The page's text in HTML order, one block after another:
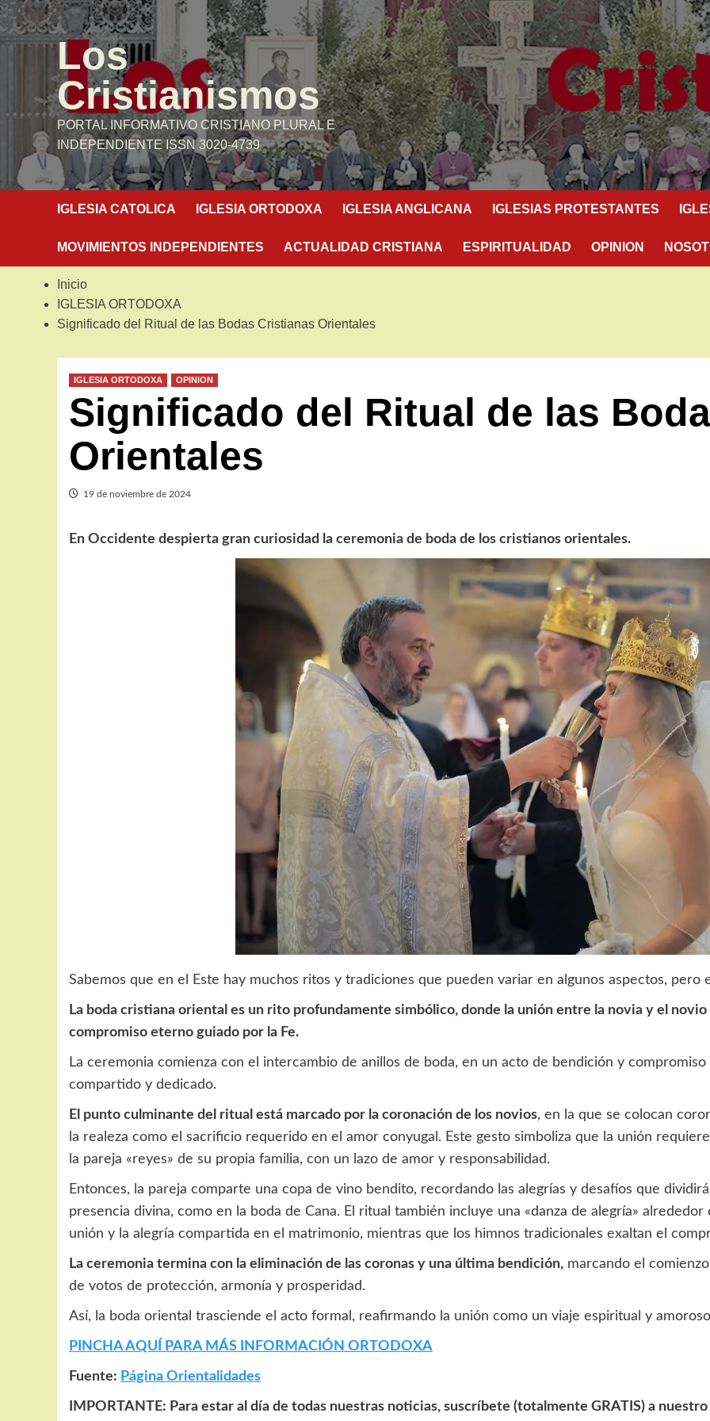
Saltar
al
contenido Los
Cristianismos
PORTAL INFORMATIVO CRISTIANO PLURAL E
INDEPENDIENTE ISSN 3020-4739
IGLESIA CATOLICA IGLESIA ORTODOXA IGLESIA ANGLICANA IGLESIAS PROTESTANTES
MOVIMIENTOS INDEPENDIENTES ACTUALIDAD CRISTIANA ESPIRITUALIDAD OPINION
Inicio
IGLESIA ORTODOXA
Significado del Ritual de las Bodas Cristianas Orientales
IGLESIA ORTODOXA OPINION
Significado del Ritual de las
Orientales
19 de noviembre de 2024
En Occidente despierta gran curiosidad la ceremonia de boda de los cristianos orientales.
Sabemos que en el Este hay muchos ritos y tradiciones que pueden variar en algunos aspectos, pero
La boda cristiana oriental es un rito profundamente simbólico, donde la unión entre la novia y el
compromiso eterno guiado por la Fe.
La ceremonia comienza con el intercambio de anillos de boda, en un acto de bendición y
compartido y dedicado.
El punto culminante del ritual está marcado por la coronación de los novios, en la que se colocan
la realeza como el sacrificio requerido en el amor conyugal. Este gesto simboliza que la unión
la pareja «reyes» de su propia familia, con un lazo de amor y responsabilidad.
Entonces, la pareja comparte una copa de vino bendito, recordando las alegrías y desafíos que
presencia divina, como en la boda de Cana. El ritual también incluye una «danza de alegría»
unión y la alegría compartida en el matrimonio, mientras que los himnos tradicionales exaltan el
La ceremonia termina con la eliminación de las coronas y una última bendición, marcando el
de votos de protección, armonía y prosperidad.
Así, la boda oriental trasciende el acto formal, reafirmando la unión como un viaje espiritual y
PINCHA AQUÍ PARA MÁS INFORMACIÓN ORTODOXA
Fuente: Página Orientalidades
IMPORTANTE: Para estar al día de todas nuestras noticias, suscríbete (totalmente GRATIS) a